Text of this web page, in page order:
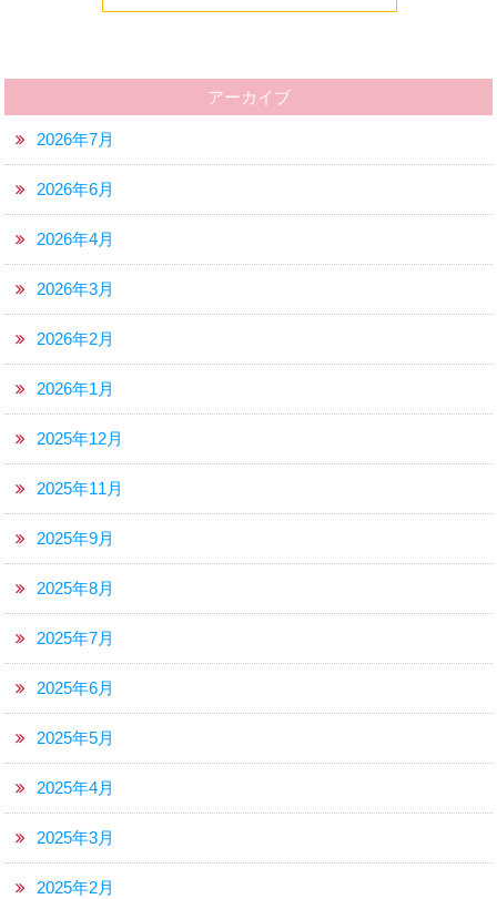
アーカイブ
2026年7月
2026年6月
2026年4月
2026年3月
2026年2月
2026年1月
2025年12月
2025年11月
2025年9月
2025年8月
2025年7月
2025年6月
2025年5月
2025年4月
2025年3月
2025年2月